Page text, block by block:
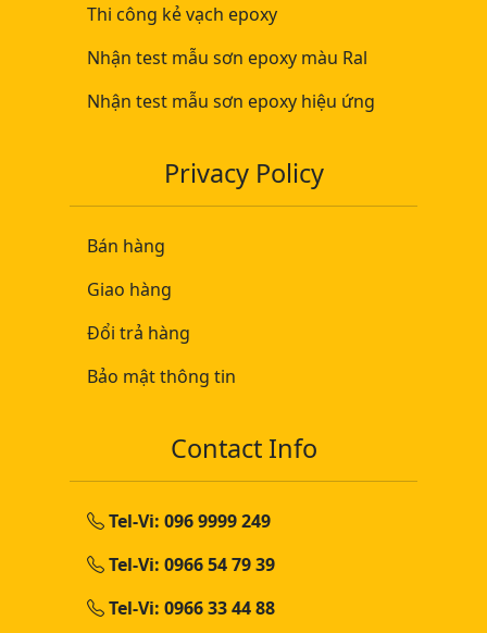
Thi công kẻ vạch epoxy
Nhận test mẫu sơn epoxy màu Ral
Nhận test mẫu sơn epoxy hiệu ứng
Privacy Policy
Bán hàng
Giao hàng
Đổi trả hàng
Bảo mật thông tin
Contact Info
Tel-Vi: 096 9999 249
Tel-Vi: 0966 54 79 39
Tel-Vi: 0966 33 44 88